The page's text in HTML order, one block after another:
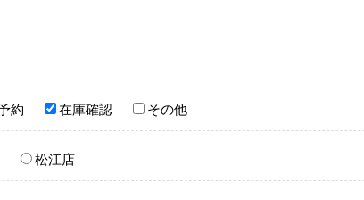
約 在庫確認 その他
松江店